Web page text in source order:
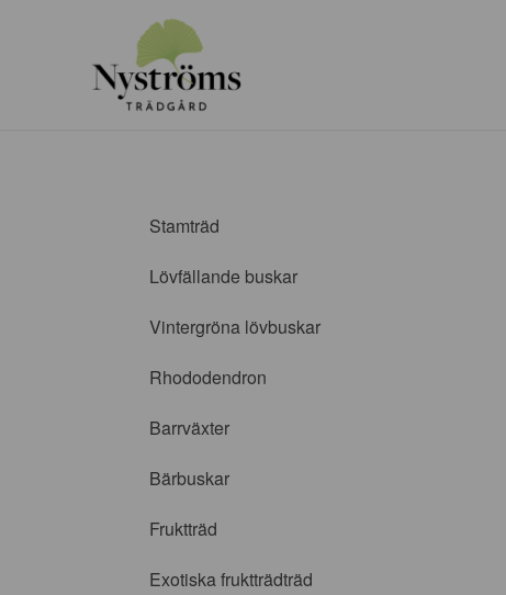
Stamträd
Lövfällande buskar
Vintergröna lövbuskar
Rhododendron
Barrväxter
Bärbuskar
Fruktträd
Exotiska fruktträdträd